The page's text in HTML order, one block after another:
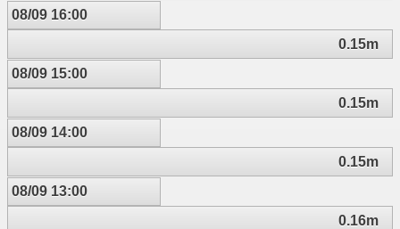
08/09 16:00
0.15m
08/09 15:00
0.15m
08/09 14:00
0.15m
08/09 13:00
0.16m